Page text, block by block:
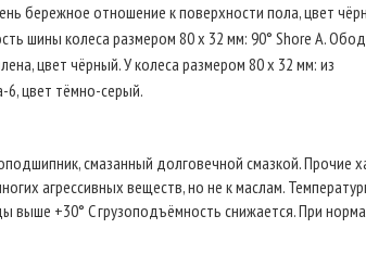
бережное отношение к поверхности пола, цвет
шины колеса размером 80 x 32 мм: 90° Shore A.
цвет чёрный. У колеса размером 80 x 32 мм: из
6, цвет тёмно-серый.
смазанный долговечной смазкой. Прочие
агрессивных веществ, но не к маслам.
выше +30° C грузоподъёмность снижается. При